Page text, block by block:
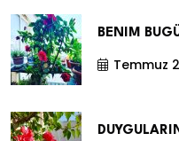
BENIM
Temmuz